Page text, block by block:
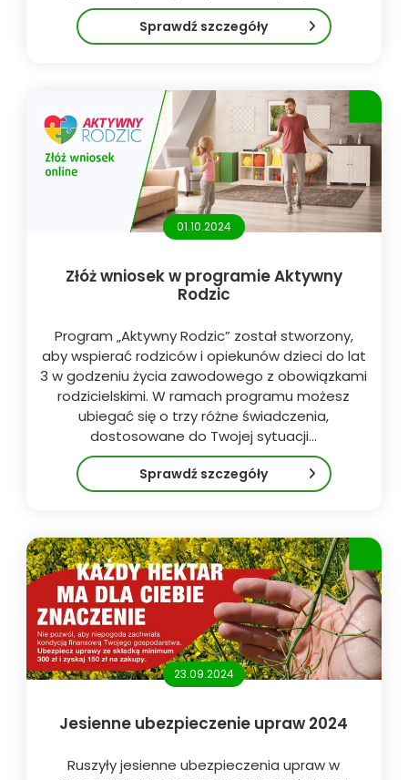
Sprawdź szczegóły
01.10.2024
Złóż wniosek w programie Aktywny
Rodzic
Program „Aktywny Rodzic” został stworzony,
aby wspierać rodziców i opiekunów dzieci do lat
3 w godzeniu życia zawodowego z obowiązkami
rodzicielskimi. W ramach programu możesz
ubiegać się o trzy różne świadczenia,
dostosowane do Twojej sytuacji…
Sprawdź szczegóły
23.09.2024
Jesienne ubezpieczenie upraw 2024
Ruszyły jesienne ubezpieczenia upraw w